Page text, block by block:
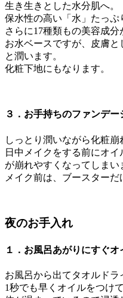
生き生きとした水分肌へ。
保水性の高い「水」たっぷ
さらに17種類もの美容成分
お水ベースですが、皮膚と
と潤います。
化粧下地にもなります。
３．お手持ちのファンデー
しっとり潤いながら化粧崩
日中メイクをする前にオ
が崩れやすくなってしまい
メイク前は、ブースターだ
夜のお手入れ
１．お風呂あがりにすぐオ
お風呂から出てタオルドラ
1秒でも早くオイルをつけ